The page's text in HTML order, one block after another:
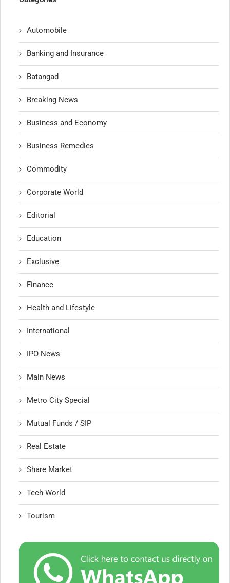
Automobile
Banking and Insurance
Batangad
Breaking News
Business and Economy
Business Remedies
Commodity
Corporate World
Editorial
Education
Exclusive
Finance
Health and Lifestyle
International
IPO News
Main News
Metro City Special
Mutual Funds / SIP
Real Estate
Share Market
Tech World
Tourism